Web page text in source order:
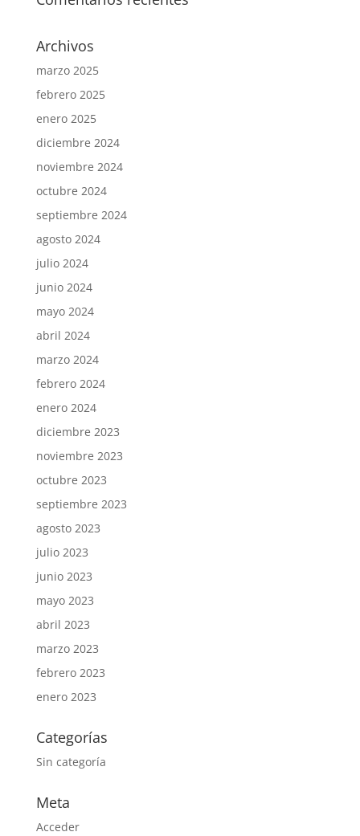
Archivos
marzo 2025
febrero 2025
enero 2025
diciembre 2024
noviembre 2024
octubre 2024
septiembre 2024
agosto 2024
julio 2024
junio 2024
mayo 2024
abril 2024
marzo 2024
febrero 2024
enero 2024
diciembre 2023
noviembre 2023
octubre 2023
septiembre 2023
agosto 2023
julio 2023
junio 2023
mayo 2023
abril 2023
marzo 2023
febrero 2023
enero 2023
Categorías
Sin categoría
Meta
Acceder